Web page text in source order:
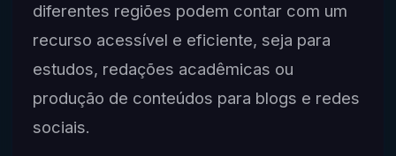
diferentes regiões podem contar com um
recurso acessível e eficiente, seja para
estudos, redações acadêmicas ou
produção de conteúdos para blogs e redes
sociais.